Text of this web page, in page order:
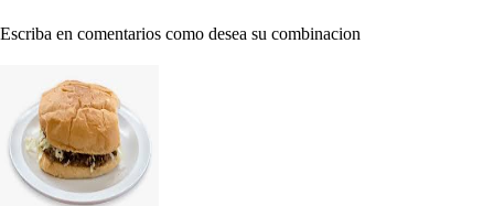
Escriba en comentarios como desea su combinacion